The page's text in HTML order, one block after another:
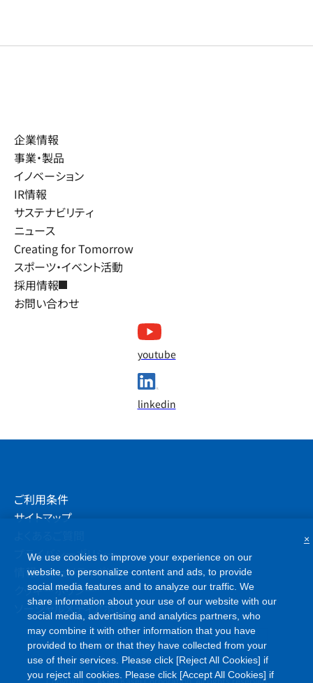
企業情報
事業・製品
イノベーション
IR情報
サステナビリティ
ニュース
Creating for Tomorrow
スポーツ・イベント活動
採用情報
お問い合わせ
youtube
linkedin
ご利用条件
サイトマップ
プライバシーポリシー
情報セキュリティポリシー
クッキーポリシー
ソーシャルメディアポリシー
©
We use cookies to improve your experience on our
website, to personalize content and ads, to provide
social media features and to analyze our traffic. We
share information about your use of our website with our
social media, advertising and analytics partners, who
may combine it with other information that you have
provided to them or that they have collected from your
use of their services. Please click [Reject All Cookies] if
you reject all cookies. Please click [Accept All Cookies] if
×